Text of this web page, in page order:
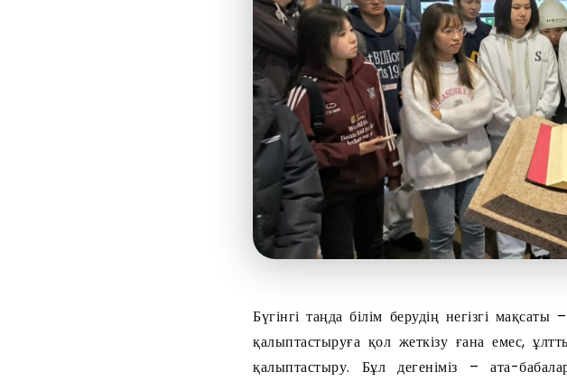
Бүгінгі таңда білім берудің негізгі
қалыптастыруға қол жеткізу ғана емес,
қалыптастыру. Бұл дегеніміз – ата-